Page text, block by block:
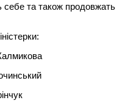
себе та також продовжать